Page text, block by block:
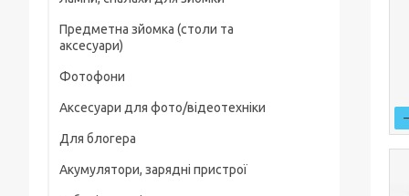
Пропелери та захист
Зарядні пристрої
Скидання вантажу
Предметна зйомка (столи та
аксесуари)
Предметні столи
Лайткуби (фотобокси)
Аксесуари для предметного знімання
Генератор дыма
Фотофони
Аксесуари для фото/відеотехніки
Фільтри, лінзи
Захисні чохли, плівки
Для блогера
Рамки, тримачі, ріги
Акумулятори, зарядні пристрої